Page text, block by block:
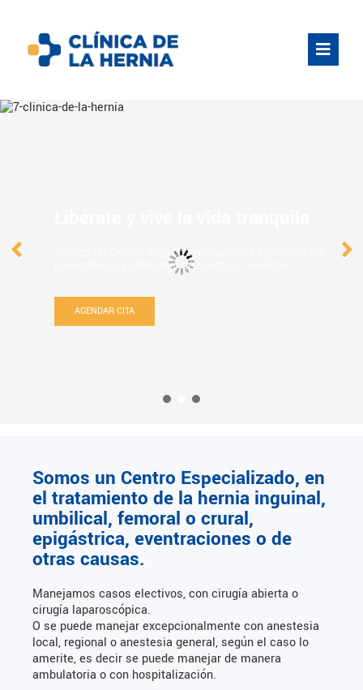
Somos un Centro Médico ampliamente calificado por
la excelencia profesional de nuestros médicos.
AGENDAR CITA
Somos un Centro Especializado, en
el tratamiento de la hernia inguinal,
umbilical, femoral o crural,
epigástrica, eventraciones o de
otras causas.
Manejamos casos electivos, con cirugía abierta o
cirugía laparoscópica.
O se puede manejar excepcionalmente con anestesia
local, regional o anestesia general, según el caso lo
amerite, es decir se puede manejar de manera
ambulatoria o con hospitalización.